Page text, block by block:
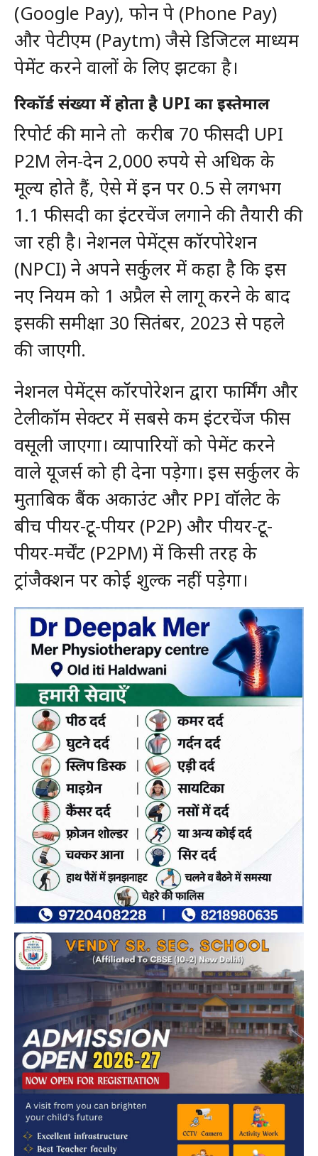
(Google Pay), फोन पे (Phone Pay)
और पेटीएम (Paytm) जैसे डिजिटल माध्यम
पेमेंट करने वालों के लिए झटका है।
रिकॉर्ड संख्या में होता है UPI का इस्तेमाल
रिपोर्ट की माने तो करीब 70 फीसदी UPI
P2M लेन-देन 2,000 रुपये से अधिक के
मूल्य होते हैं, ऐसे में इन पर 0.5 से लगभग
1.1 फीसदी का इंटरचेंज लगाने की तैयारी की
जा रही है। नेशनल पेमेंट्स कॉरपोरेशन
(NPCI) ने अपने सर्कुलर में कहा है कि इस
नए नियम को 1 अप्रैल से लागू करने के बाद
इसकी समीक्षा 30 सितंबर, 2023 से पहले
की जाएगी.
नेशनल पेमेंट्स कॉरपोरेशन द्वारा फार्मिंग और
टेलीकॉम सेक्टर में सबसे कम इंटरचेंज फीस
वसूली जाएगा। व्यापारियों को पेमेंट करने
वाले यूजर्स को ही देना पड़ेगा। इस सर्कुलर के
मुताबिक बैंक अकाउंट और PPI वॉलेट के
बीच पीयर-टू-पीयर (P2P) और पीयर-टू-
पीयर-मर्चेंट (P2PM) में किसी तरह के
ट्रांजैक्शन पर कोई शुल्क नहीं पड़ेगा।